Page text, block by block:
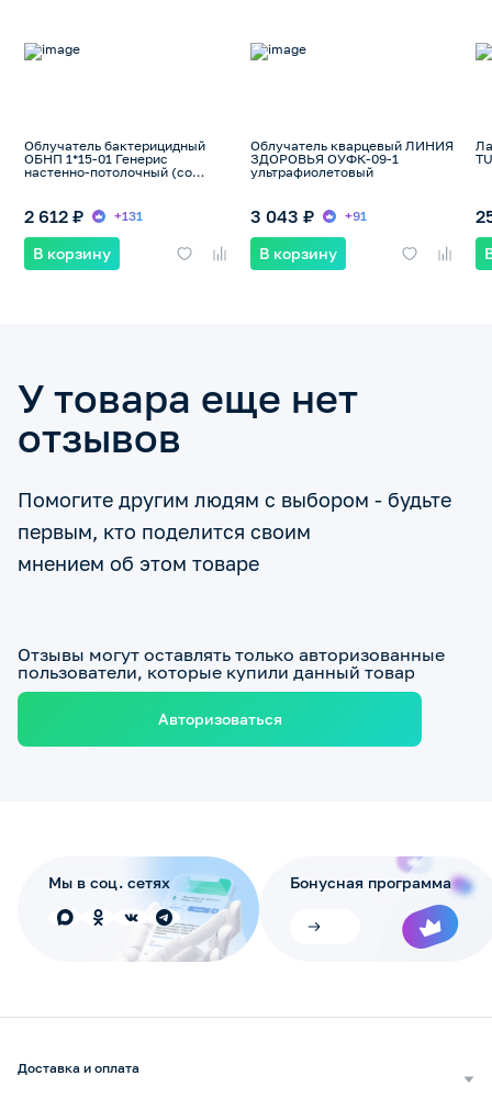
Облучатель бактерицидный
ОБНП 1*15-01 Генерис
настенно-потолочный (со
2 612 ₽ +131
В корзину
Облучатель кварцевый ЛИНИЯ
ЗДОРОВЬЯ ОУФК-09-1
ультрафиолетовый
3 043 ₽ +91
В корзину
У товара еще нет
отзывов
Помогите другим людям с выбором - будьте
первым, кто поделится своим
мнением об этом товаре
Отзывы могут оставлять только авторизованные
пользователи, которые купили данный товар
Авторизоваться
Мы в соц. сетях Бонусная программа
Доставка и оплата